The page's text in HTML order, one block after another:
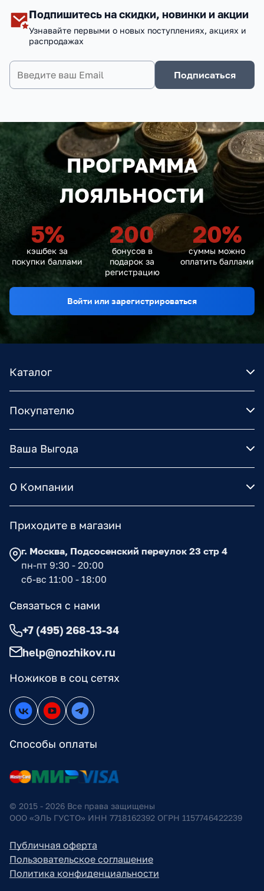
Подпишитесь на скидки, новинки и акции
Узнавайте первыми о новых поступлениях, акциях и
распродажах
Подписаться
ПРОГРАММА
ЛОЯЛЬНОСТИ
5%
кэшбек за
покупки баллами
200
бонусов в
подарок за
регистрацию
20%
суммы можно
оплатить баллами
Войти или зарегистрироваться
Каталог
Покупателю
Ваша Выгода
О Компании
Ножиков в соц сетях
Способы оплаты
Приходите в магазин
г. Москва, Подсосенский переулок 23 стр 4
пн-пт 9:30 - 20:00
сб-вс 11:00 - 18:00
Связаться с нами
+7 (495) 268-13-34
help@nozhikov.ru
© 2015 - 2026 Все права защищены
ООО «ЭЛЬ ГУСТО» ИНН 7718162392 ОГРН 1157746422239
Публичная оферта
Пользовательское соглашение
Политика конфиденциальности